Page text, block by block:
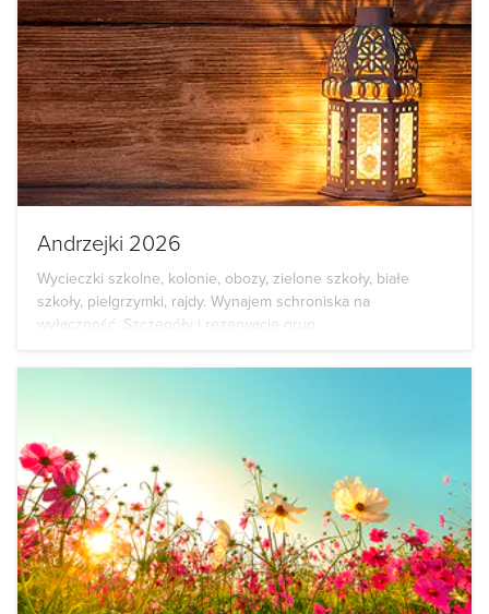
Andrzejki 2026
Wycieczki szkolne, kolonie, obozy, zielone szkoły, białe
szkoły, pielgrzymki, rajdy. Wynajem schroniska na
wyłączność. Szczegóły i rezerwacje grup...